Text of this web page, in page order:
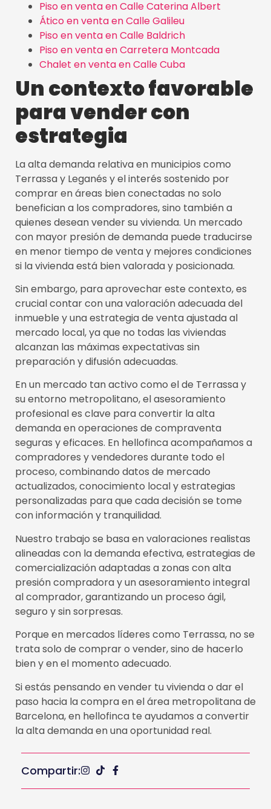
Piso en venta en Calle Caterina Albert
Ático en venta en Calle Galileu
Piso en venta en Calle Baldrich
Piso en venta en Carretera Montcada
Chalet en venta en Calle Cuba
Un contexto favorable
para vender con
estrategia
La alta demanda relativa en municipios como
Terrassa y Leganés y el interés sostenido por
comprar en áreas bien conectadas no solo
benefician a los compradores, sino también a
quienes desean vender su vivienda. Un mercado
con mayor presión de demanda puede traducirse
en menor tiempo de venta y mejores condiciones
si la vivienda está bien valorada y posicionada.
Sin embargo, para aprovechar este contexto, es
crucial contar con una valoración adecuada del
inmueble y una estrategia de venta ajustada al
mercado local, ya que no todas las viviendas
alcanzan las máximas expectativas sin
preparación y difusión adecuadas.
En un mercado tan activo como el de Terrassa y
su entorno metropolitano, el asesoramiento
profesional es clave para convertir la alta
demanda en operaciones de compraventa
seguras y eficaces. En hellofinca acompañamos a
compradores y vendedores durante todo el
proceso, combinando datos de mercado
actualizados, conocimiento local y estrategias
personalizadas para que cada decisión se tome
con información y tranquilidad.
Nuestro trabajo se basa en valoraciones realistas
alineadas con la demanda efectiva, estrategias de
comercialización adaptadas a zonas con alta
presión compradora y un asesoramiento integral
al comprador, garantizando un proceso ágil,
seguro y sin sorpresas.
Porque en mercados líderes como Terrassa, no se
trata solo de comprar o vender, sino de hacerlo
bien y en el momento adecuado.
Si estás pensando en vender tu vivienda o dar el
paso hacia la compra en el área metropolitana de
Barcelona, en hellofinca te ayudamos a convertir
la alta demanda en una oportunidad real.
Compartir: